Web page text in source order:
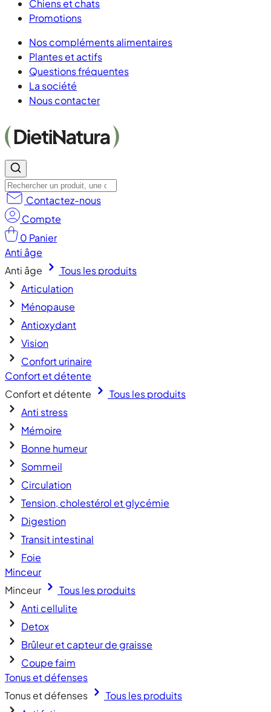
Chiens et chats
Promotions
Nos compléments alimentaires
Plantes et actifs
Questions fréquentes
La société
Nous contacter
Contactez-nous
Compte
0 Panier
Anti âge
Anti âge
Tous les produits
Articulation
Ménopause
Antioxydant
Vision
Confort urinaire
Confort et détente
Confort et détente
Tous les produits
Anti stress
Mémoire
Bonne humeur
Sommeil
Circulation
Tension, cholestérol et glycémie
Digestion
Transit intestinal
Foie
Minceur
Minceur
Tous les produits
Anti cellulite
Detox
Brûleur et capteur de graisse
Coupe faim
Tonus et défenses
Tonus et défenses
Tous les produits